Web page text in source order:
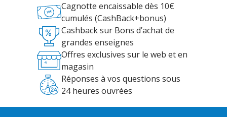
Cagnotte encaissable dès 10€
cumulés (CashBack+bonus)
Cashback sur Bons d’achat de
grandes enseignes
Offres exclusives sur le web et en
magasin
Réponses à vos questions sous
24 heures ouvrées